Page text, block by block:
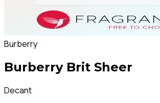
Burberry
Burberry Brit Sheer
Decant